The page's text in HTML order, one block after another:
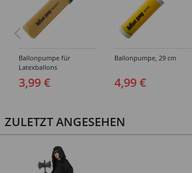
Ballonpumpe für
Latexballons
3,99 €
Ballonpumpe, 29 cm
4,99 €
ZULETZT ANGESEHEN